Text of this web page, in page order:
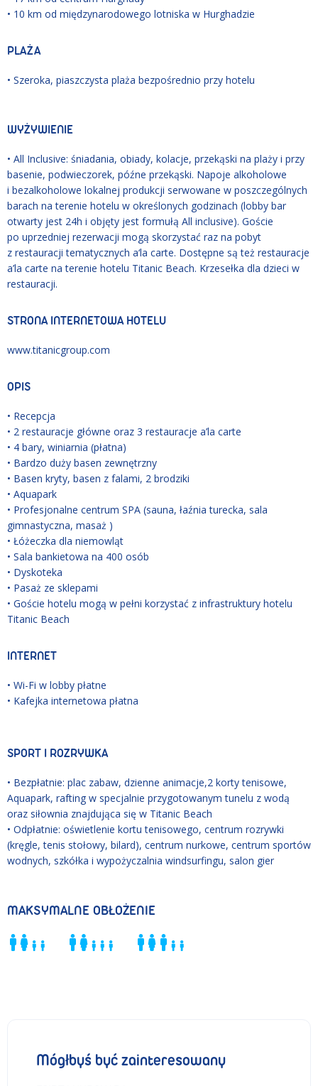
• 10 km od międzynarodowego lotniska w Hurghadzie
PLAŻA
• Szeroka, piaszczysta plaża bezpośrednio przy hotelu
WYŻYWIENIE
• All Inclusive: śniadania, obiady, kolacje, przekąski na plaży i przy
basenie, podwieczorek, późne przekąski. Napoje alkoholowe
i bezalkoholowe lokalnej produkcji serwowane w poszczególnych
barach na terenie hotelu w określonych godzinach (lobby bar
otwarty jest 24h i objęty jest formułą All inclusive). Goście
po uprzedniej rezerwacji mogą skorzystać raz na pobyt
z restauracji tematycznych a‘la carte. Dostępne są też restauracje
a’la carte na terenie hotelu Titanic Beach. Krzesełka dla dzieci w
restauracji.
STRONA INTERNETOWA HOTELU
www.titanicgroup.com
OPIS
• Recepcja
• 2 restauracje główne oraz 3 restauracje a’la carte
• 4 bary, winiarnia (płatna)
• Bardzo duży basen zewnętrzny
• Basen kryty, basen z falami, 2 brodziki
• Aquapark
• Profesjonalne centrum SPA (sauna, łaźnia turecka, sala
gimnastyczna, masaż )
• Łóżeczka dla niemowląt
• Sala bankietowa na 400 osób
• Dyskoteka
• Pasaż ze sklepami
• Goście hotelu mogą w pełni korzystać z infrastruktury hotelu
Titanic Beach
INTERNET
• Wi-Fi w lobby płatne
• Kafejka internetowa płatna
SPORT I ROZRYWKA
• Bezpłatnie: plac zabaw, dzienne animacje,2 korty tenisowe,
Aquapark, rafting w specjalnie przygotowanym tunelu z wodą
oraz siłownia znajdująca się w Titanic Beach
• Odpłatnie: oświetlenie kortu tenisowego, centrum rozrywki
(kręgle, tenis stołowy, bilard), centrum nurkowe, centrum sportów
wodnych, szkółka i wypożyczalnia windsurfingu, salon gier
MAKSYMALNE OBŁOŻENIE
Mógłbyś być zainteresowany